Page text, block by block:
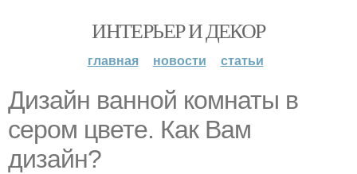
ИНТЕРЬЕР И ДЕКОР
главная новости статьи
Дизайн ванной комнаты в
сером цвете. Как Вам
дизайн?